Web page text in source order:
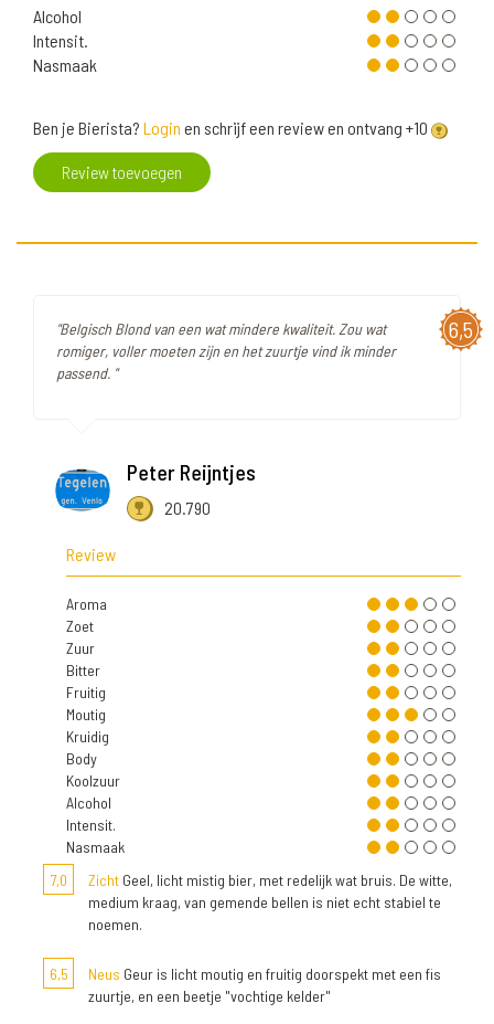
Alcohol
Intensit.
Nasmaak
Ben je Bierista? Login en schrijf een review en ontvang +10
Review toevoegen
6,5
"Belgisch Blond van een wat mindere kwaliteit. Zou wat
romiger, voller moeten zijn en het zuurtje vind ik minder
passend. "
Peter Reijntjes
20.790
Review
Aroma
Zoet
Zuur
Bitter
Fruitig
Moutig
Kruidig
Body
Koolzuur
Alcohol
Intensit.
Nasmaak
7,0
Zicht Geel, licht mistig bier, met redelijk wat bruis. De witte,
medium kraag, van gemende bellen is niet echt stabiel te
noemen.
6,5 Neus Geur is licht moutig en fruitig doorspekt met een fis
zuurtje, en een beetje "vochtige kelder"